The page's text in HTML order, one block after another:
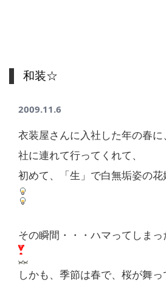
和装☆
2009.11.6
衣装屋さんに入社した年の春
社に連れて行ってくれて、
初めて、「生」で白無垢姿の
その瞬間・・・ハマってしまっ
しかも、季節は春で、桜が舞